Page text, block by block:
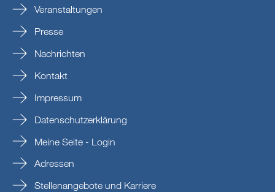
Veranstaltungen
Presse
Nachrichten
Kontakt
Impressum
Datenschutzerklärung
Meine Seite - Login
Adressen
Stellenangebote und Karriere